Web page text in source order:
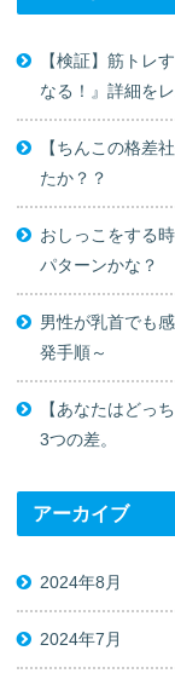
【検証】筋トレ
なる！』詳細をレ
【ちんこの格差
たか？？
おしっこをする
パターンかな？
男性が乳首でも
発手順～
【あなたはどっ
3つの差。
アーカイブ
2024年8月
2024年7月